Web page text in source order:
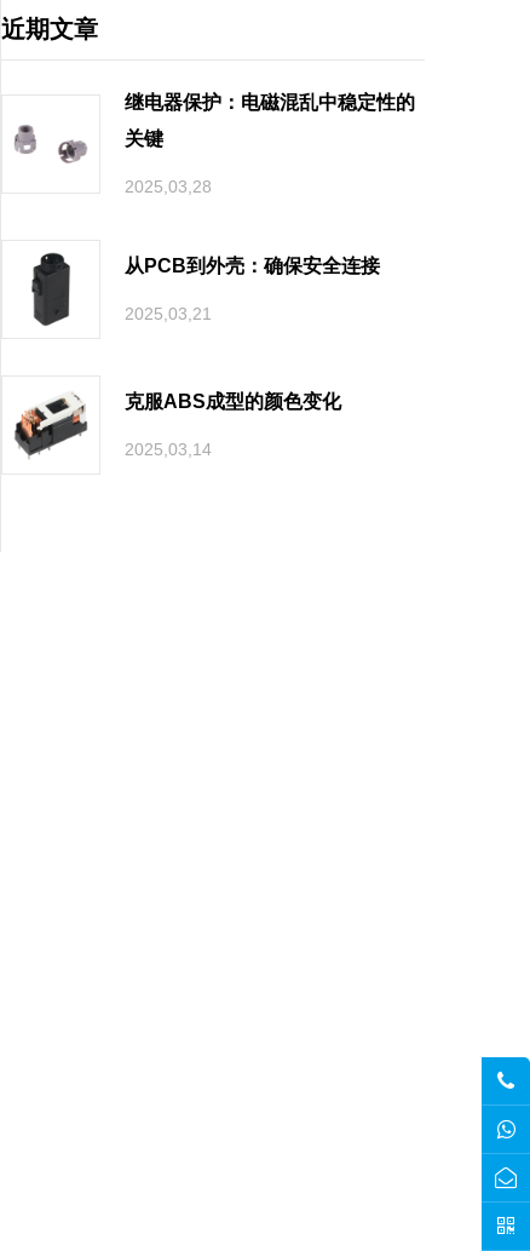
近期文章
继电器保护：电磁混乱中稳定性的
关键
2025,03,28
从PCB到外壳：确保安全连接
2025,03,21
克服ABS成型的颜色变化
2025,03,14